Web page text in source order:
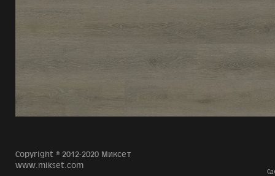
Copyright © 2012-2020 Миксет
www.mikset.com